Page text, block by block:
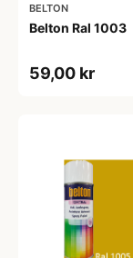
BELTON
Belton Ral 1003
59,00 kr